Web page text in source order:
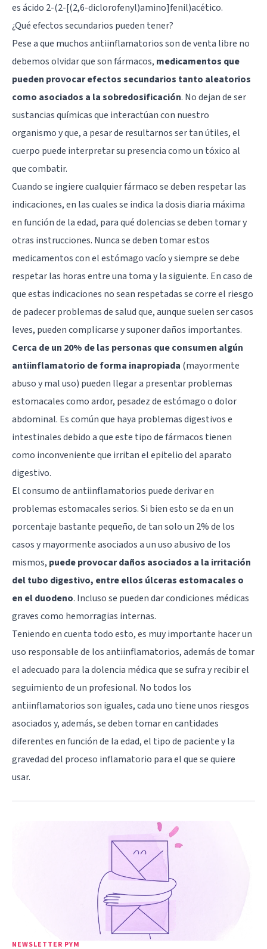
es ácido 2-(2-[(2,6-diclorofenyl)amino]fenil)acético.
¿Qué efectos secundarios pueden tener?
Pese a que muchos antiinflamatorios son de venta libre no
debemos olvidar que son fármacos, medicamentos que
pueden provocar efectos secundarios tanto aleatorios
como asociados a la sobredosificación. No dejan de ser
sustancias químicas que interactúan con nuestro
organismo y que, a pesar de resultarnos ser tan útiles, el
cuerpo puede interpretar su presencia como un tóxico al
que combatir.
Cuando se ingiere cualquier fármaco se deben respetar las
indicaciones, en las cuales se indica la dosis diaria máxima
en función de la edad, para qué dolencias se deben tomar y
otras instrucciones. Nunca se deben tomar estos
medicamentos con el estómago vacío y siempre se debe
respetar las horas entre una toma y la siguiente. En caso de
que estas indicaciones no sean respetadas se corre el riesgo
de padecer problemas de salud que, aunque suelen ser casos
leves, pueden complicarse y suponer daños importantes.
Cerca de un 20% de las personas que consumen algún
antiinflamatorio de forma inapropiada (mayormente
abuso y mal uso) pueden llegar a presentar problemas
estomacales como ardor, pesadez de estómago o dolor
abdominal. Es común que haya problemas digestivos e
intestinales debido a que este tipo de fármacos tienen
como inconveniente que irritan el epitelio del aparato
digestivo.
El consumo de antiinflamatorios puede derivar en
problemas estomacales serios. Si bien esto se da en un
porcentaje bastante pequeño, de tan solo un 2% de los
casos y mayormente asociados a un uso abusivo de los
mismos, puede provocar daños asociados a la irritación
del tubo digestivo, entre ellos úlceras estomacales o
en el duodeno. Incluso se pueden dar condiciones médicas
graves como hemorragias internas.
Teniendo en cuenta todo esto, es muy importante hacer un
uso responsable de los antiinflamatorios, además de tomar
el adecuado para la dolencia médica que se sufra y recibir el
seguimiento de un profesional. No todos los
antiinflamatorios son iguales, cada uno tiene unos riesgos
asociados y, además, se deben tomar en cantidades
diferentes en función de la edad, el tipo de paciente y la
gravedad del proceso inflamatorio para el que se quiere
usar.
NEWSLETTER PYM